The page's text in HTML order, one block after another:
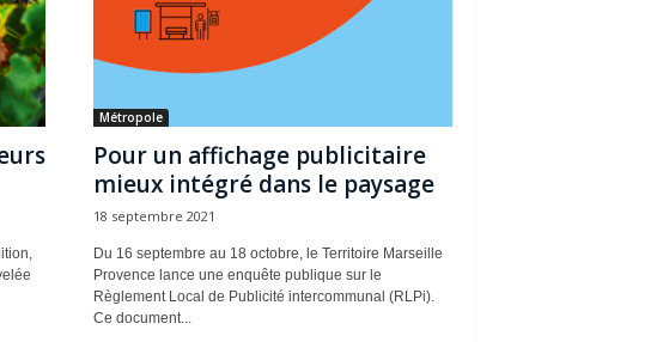
Métropole
Pour un affichage publicitaire
mieux intégré dans le paysage
18 septembre 2021
Du 16 septembre au 18 octobre, le Territoire Marseille
Provence lance une enquête publique sur le
Règlement Local de Publicité intercommunal (RLPi).
Ce document...